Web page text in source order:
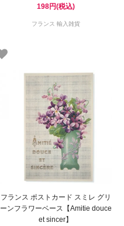
198円(税込)
フランス 輸入雑貨
フランス ポストカード スミレ グリ
ーンフラワーベース【Amitie douce
et sincer】